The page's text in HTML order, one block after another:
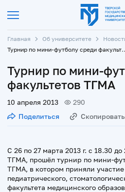
Главная Об университете
Турнир по мини-
Турнир по мини-
факультетов ТГМА
10 апреля 2013
290
Поделиться
Скопировать
С 26 по 27 марта 2013 г. с 18.30
ТГМА, прошёл турнир по мини-
ТГМА, в котором приняли
педиатрического,
факультета медицинского